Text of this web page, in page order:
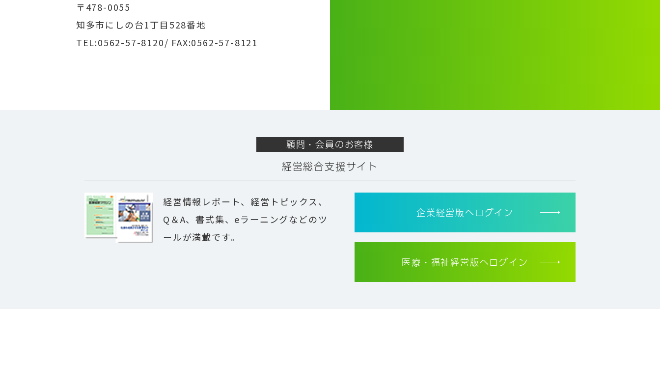
〒478-0055
知多市にしの台1丁目528番地
TEL:0562-57-8120/ FAX:0562-57-8121
顧問・会員のお客様
経営総合支援サイト
経営情報レポート、経営トピックス、
Q＆A、書式集、eラーニングなどのツ
ールが満載です。
企業経営版へログイン
医療・福祉経営版へログイン